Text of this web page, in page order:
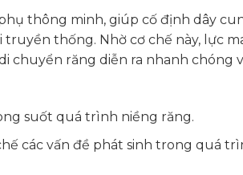
thông minh, giúp cố định dây
thống. Nhờ cơ chế này, lực
chuyển răng diễn ra nhanh chóng
suốt quá trình niềng răng.
các vấn đề phát sinh trong quá